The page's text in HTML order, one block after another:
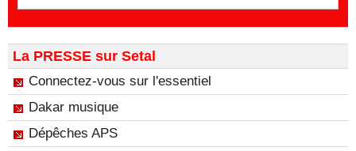
La PRESSE sur Setal
Connectez-vous sur l'essentiel
Dakar musique
Dépêches APS